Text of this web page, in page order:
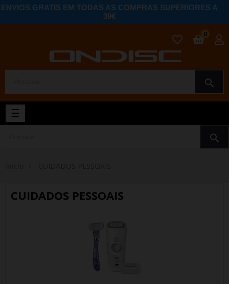
ENVIOS GRATIS EM TODAS AS COMPRAS SUPERIORES A
39€
search
0
Toggle
navigation
☰
search
CUIDADOS PESSOAIS